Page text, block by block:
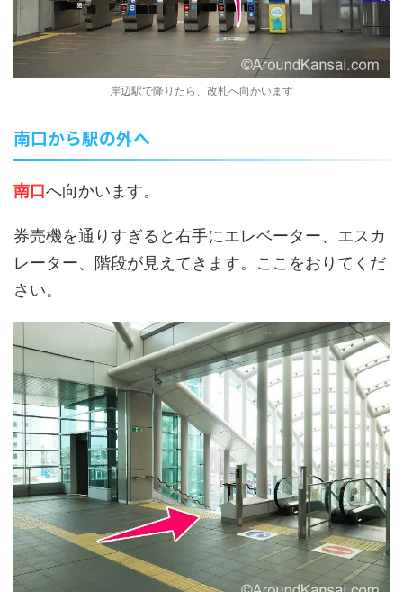
岸辺駅で降りたら、改札へ向かいます
南口から駅の外へ
南口へ向かいます。
券売機を通りすぎると右手にエレベーター、エスカ
レーター、階段が見えてきます。ここをおりてくだ
さい。